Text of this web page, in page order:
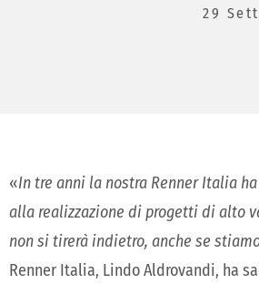
29
«In tre anni la nostra Renner Italia
alla realizzazione di progetti di alto
non si tirerà indietro, anche se
Renner Italia, Lindo Aldrovandi, ha